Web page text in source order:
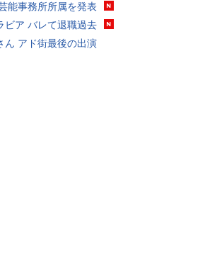
能事務所所属を発表
ビア バレて退職過去
ん アド街最後の出演